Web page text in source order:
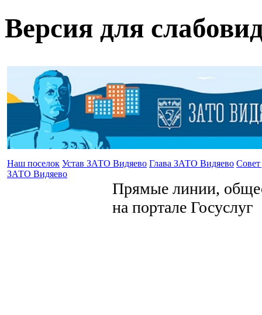
Версия для
Наш поселок Устав ЗАТО Видяево Глава ЗАТО Видяево
ЗАТО Видяево
Прямые линии,
на портале Госуслуг